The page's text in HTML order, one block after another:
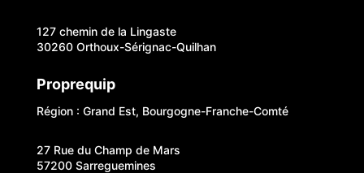
127 chemin de la Lingaste
30260 Orthoux-Sérignac-Quilhan
Proprequip
Région : Grand Est, Bourgogne-Franche-Comté
27 Rue du Champ de Mars
57200 Sarreguemines